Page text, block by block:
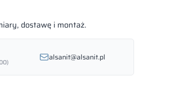
dostawę i montaż.
alsanit@alsanit.pl